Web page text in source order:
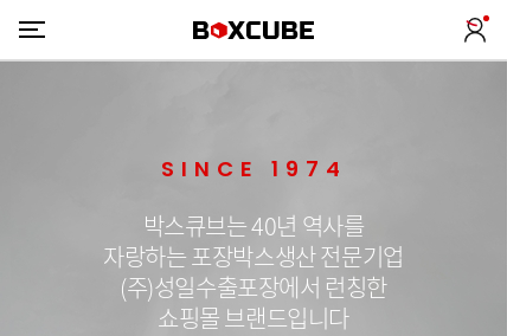
SINCE 1974
박스큐브는 40년 역사를
자랑하는 포장박스생산 전문기업
(주)성일수출포장에서 런칭한
쇼핑몰 브랜드입니다